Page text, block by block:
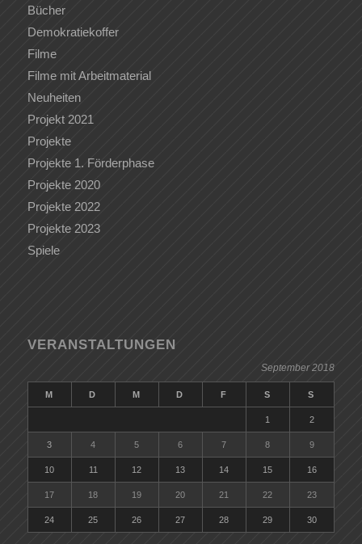
Bücher
Demokratiekoffer
Filme
Filme mit Arbeitmaterial
Neuheiten
Projekt 2021
Projekte
Projekte 1. Förderphase
Projekte 2020
Projekte 2022
Projekte 2023
Spiele
VERANSTALTUNGEN
September 2018
M D M D F S S
1 2
3 4 5 6 7 8 9
10 11 12 13 14 15 16
17 18 19 20 21 22 23
24 25 26 27 28 29 30